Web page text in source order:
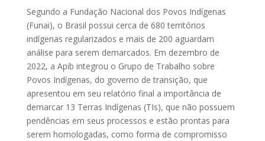
Segundo a Fundação Nacional dos Povos Indígenas
(Funai), o Brasil possui cerca de 680 territórios
indígenas regularizados e mais de 200 aguardam
análise para serem demarcados. Em dezembro de
2022, a Apib integrou o Grupo de Trabalho sobre
Povos Indígenas, do governo de transição, que
apresentou em seu relatório final a importância de
demarcar 13 Terras Indígenas (TIs), que não possuem
pendências em seus processos e estão prontas para
serem homologadas, como forma de compromisso